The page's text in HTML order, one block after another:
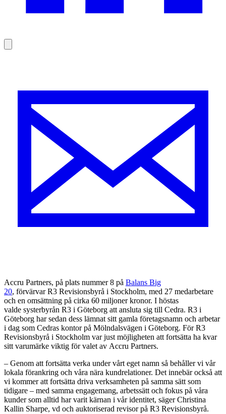
Accru Partners, på plats nummer 8 på Balans Big
20, förvärvar R3 Revisionsbyrå i Stockholm, med 27 medarbetare
och en omsättning på cirka 60 miljoner kronor. I höstas
valde systerbyrån R3 i Göteborg att ansluta sig till Cedra. R3 i
Göteborg har sedan dess lämnat sitt gamla företagsnamn och arbetar
i dag som Cedras kontor på Mölndalsvägen i Göteborg. För R3
Revisionsbyrå i Stockholm var just möjligheten att fortsätta ha kvar
sitt varumärke viktig för valet av Accru Partners.
– Genom att fortsätta verka under vårt eget namn så behåller vi vår
lokala förankring och våra nära kundrelationer. Det innebär också att
vi kommer att fortsätta driva verksamheten på samma sätt som
tidigare – med samma engagemang, arbetssätt och fokus på våra
kunder som alltid har varit kärnan i vår identitet, sägerChristina
Kallin Sharpe, vd och auktoriserad revisor på R3 Revisionsbyrå.